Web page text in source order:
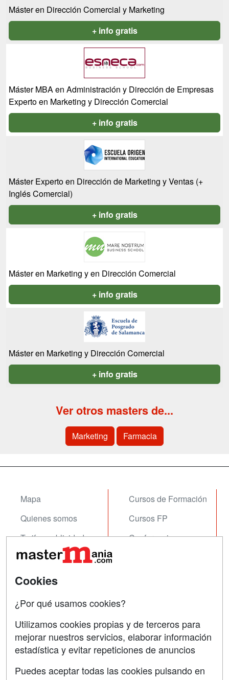
Máster en Dirección Comercial y Marketing
+ info gratis
Máster MBA en Administración y Dirección de Empresas
Experto en Marketing y Dirección Comercial
+ info gratis
Máster Experto en Dirección de Marketing y Ventas (+
Inglés Comercial)
+ info gratis
Máster en Marketing y en Dirección Comercial
+ info gratis
Máster en Marketing y Dirección Comercial
+ info gratis
Ver otros masters de...
Marketing Farmacia
Mapa
Quienes somos
Tarifas publicidad
Acceso Usuarios
Acceso Centros
Cursos de Formación
Cursos FP
Conferencias
Contactar
Confidencialidad
Aviso legal
Copyleft
Cookies
¿Por qué usamos cookies?
Utilizamos cookies propias y de terceros para
mejorar nuestros servicios, elaborar información
estadística y evitar repeticiones de anuncios
Puedes aceptar todas las cookies pulsando en